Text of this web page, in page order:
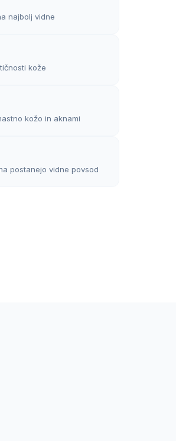
najbolj vidne
kože
kožo in aknami
postanejo vidne povsod